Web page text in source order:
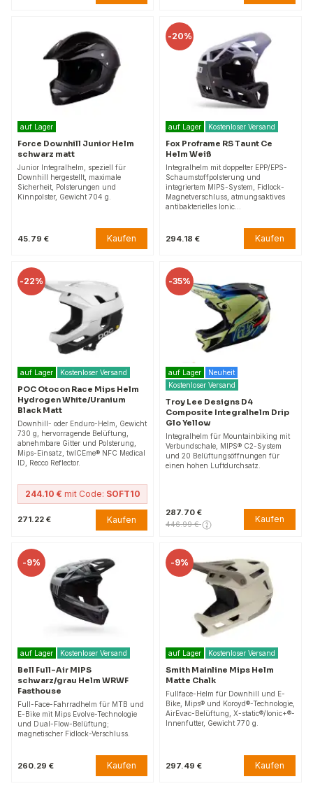
auf Lager
Force Downhill Junior Helm
schwarz matt
Junior Integralhelm, speziell für
Downhill hergestellt, maximale
Sicherheit, Polsterungen und
Kinnpolster, Gewicht 704 g.
45.79 € Kaufen
-20%
auf Lager Kostenloser Versand
Fox Proframe RS Taunt Ce
Helm Weiß
Integralhelm mit doppelter EPP/EPS-
Schaumstoffpolsterung und
integriertem MIPS-System, Fidlock-
Magnetverschluss, atmungsaktives
antibakterielles Ionic…
294.18 € Kaufen
-22%
auf Lager Kostenloser Versand
POC Otocon Race Mips Helm
Hydrogen White/Uranium
Black Matt
Downhill- oder Enduro-Helm, Gewicht
730 g, hervorragende Belüftung,
abnehmbare Gitter und Polsterung,
Mips-Einsatz, twICEme® NFC Medical
ID, Recco Reflector.
244.10 € mit Code: SOFT10
271.22 € Kaufen
-35%
auf Lager
Neuheit
Kostenloser Versand
Troy Lee Designs D4
Composite Integralhelm Drip
Glo Yellow
Integralhelm für Mountainbiking mit
Verbundschale, MIPS® C2-System
und 20 Belüftungsöffnungen für
einen hohen Luftdurchsatz.
287.70 €
446.99 € Kaufen
-9%
auf Lager Kostenloser Versand
Bell Full-Air MIPS
schwarz/grau Helm WRWF
Fasthouse
Full-Face-Fahrradhelm für MTB und
E-Bike mit Mips Evolve-Technologie
und Dual-Flow-Belüftung;
magnetischer Fidlock-Verschluss.
260.29 € Kaufen
-9%
auf Lager Kostenloser Versand
Smith Mainline Mips Helm
Matte Chalk
Fullface-Helm für Downhill und E-
Bike, Mips® und Koroyd®-Technologie,
AirEvac-Belüftung, X-static®/Ionic+®-
Innenfutter, Gewicht 770 g.
297.49 € Kaufen